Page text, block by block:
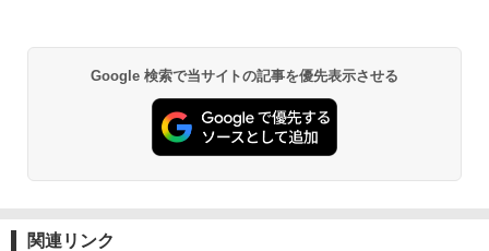
Google 検索で当サイトの記事を優先表示させる
関連リンク